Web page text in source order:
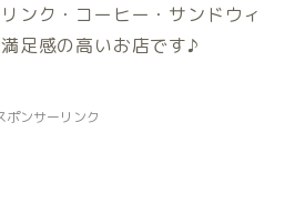
ンク・コーヒー・サンドウィ
足感の高いお店です♪
ポンサーリンク